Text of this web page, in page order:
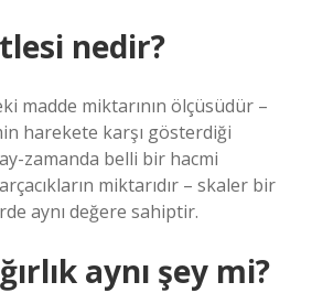
nedir?
madde miktarının ölçüsüdür –
harekete karşı gösterdiği
zamanda belli bir hacmi
miktarıdır – skaler bir
aynı değere sahiptir.
aynı şey mi?